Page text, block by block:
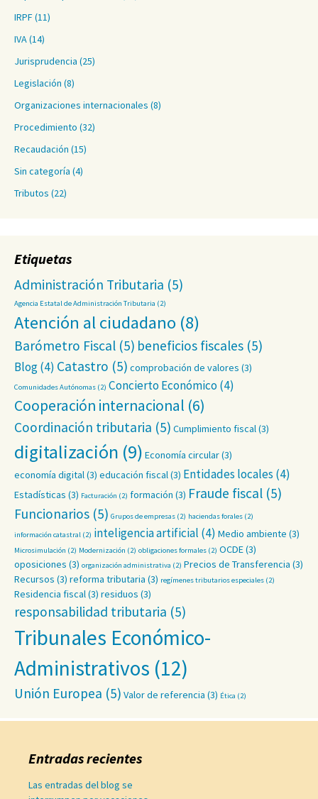
IRPF(11)
IVA(14)
Jurisprudencia (25)
Legislación (8)
Organizaciones internacionales (8)
Procedimiento (32)
Recaudación (15)
Sin categoría (4)
Tributos (22)
Etiquetas
Administración Tributaria (5)
Agencia Estatal de Administración Tributaria (2)
Atención al ciudadano (8)
Barómetro Fiscal (5) beneficios fiscales (5)
Blog(4) Catastro (5) comprobación de valores (3)
Comunidades Autónomas (2) Concierto Económico(4)
Cooperación internacional (6)
Coordinación tributaria (5) Cumplimiento fiscal(3)
digitalización (9) Economía circular(3)
economía digital(3) educación fiscal(3) Entidades locales (4)
Estadísticas (3) Facturación (2) formación (3) Fraude fiscal (5)
Funcionarios (5) Grupos de empresas (2) haciendas forales (2)
información catastral (2) inteligencia artificial (4) Medio ambiente (3)
Microsimulación (2) Modernización (2) obligaciones formales (2) OCDE(3)
oposiciones (3) organización administrativa (2) Precios de Transferencia (3)
Recursos (3) reforma tributaria (3) regímenes tributarios especiales (2)
Residencia fiscal(3) residuos (3)
responsabilidad tributaria (5)
Tribunales Económico-
Administrativos (12)
Unión Europea (5) Valor de referencia (3) Ética (2)
Entradas recientes
Las entradas del blog se